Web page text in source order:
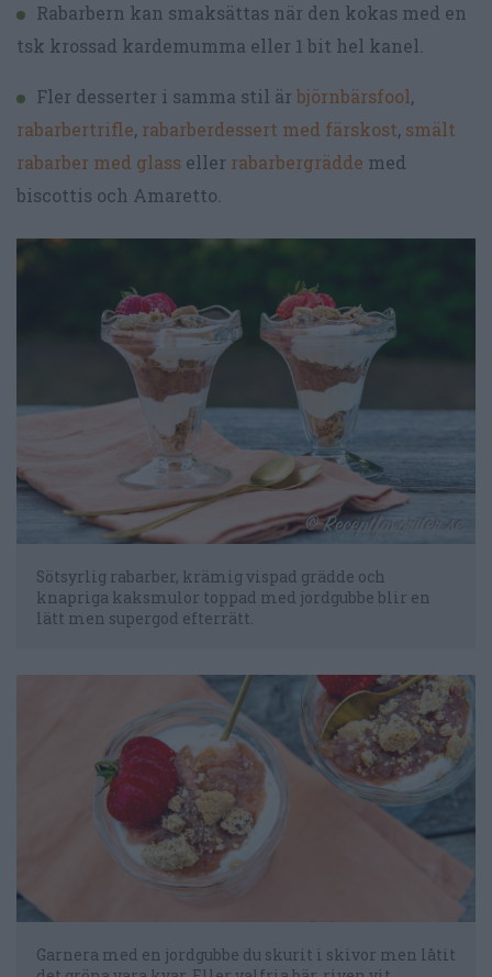
Rabarbern kan smaksättas när den kokas med en
tsk krossad kardemumma eller 1 bit hel kanel.
Fler desserter i samma stil är björnbärsfool,
rabarbertrifle, rabarberdessert med färskost, smält
rabarber med glass eller rabarbergrädde med
biscottis och Amaretto.
Sötsyrlig rabarber, krämig vispad grädde och
knapriga kaksmulor toppad med jordgubbe blir en
lätt men supergod efterrätt.
Garnera med en jordgubbe du skurit i skivor men låtit